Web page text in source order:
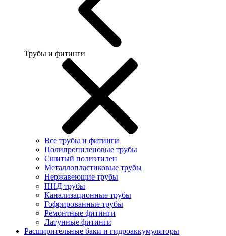
Трубы и фитинги
Все трубы и фитинги
Полипропиленовые трубы
Сшитый полиэтилен
Металлопластиковые трубы
Нержавеющие трубы
ПНД трубы
Канализационные трубы
Гофрированные трубы
Ремонтные фитинги
Латунные фитинги
Расширительные баки и гидроаккумуляторы